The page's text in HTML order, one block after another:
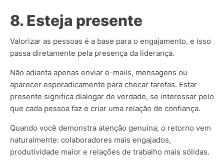
8. Esteja presente
Valorizar as pessoas é a base para o engajamento, e isso
passa diretamente pela presença da liderança.
Não adianta apenas enviar e-mails, mensagens ou
aparecer esporadicamente para checar tarefas. Estar
presente significa dialogar de verdade, se interessar pelo
que cada pessoa faz e criar uma relação de confiança.
Quando você demonstra atenção genuína, o retorno vem
naturalmente: colaboradores mais engajados,
produtividade maior e relações de trabalho mais sólidas.